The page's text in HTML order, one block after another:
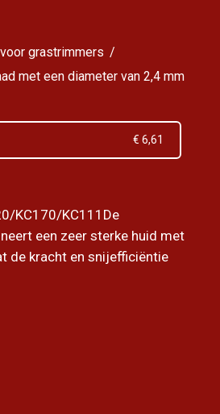
grastrimmers
met een diameter van 2,4 mm
€ 6,61
KC170/KC111De
een zeer sterke huid met
de kracht en snijefficiëntie